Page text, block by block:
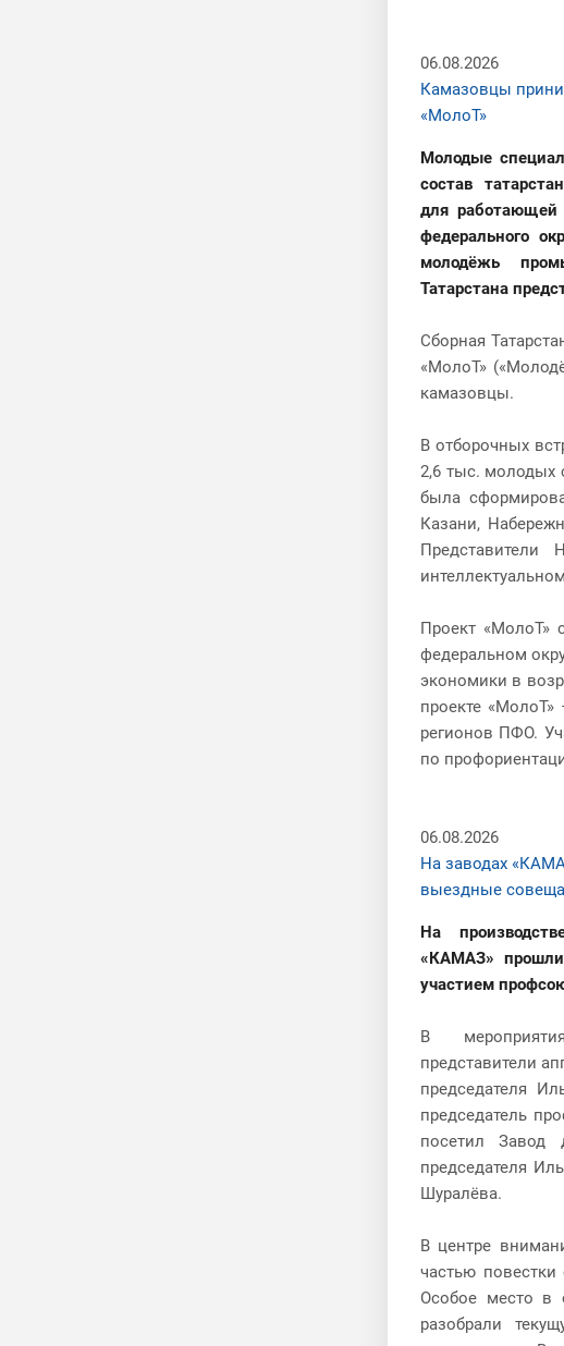
06.08.2026
Камазовцы
«МолоТ»
Молодые
состав
для работающей
федерального
молодёжь
Татарстана
Сборная
«МолоТ»
камазовцы.
В отборочных
2,6 тыс. молодых
была
Казани,
Представители
Проект «МолоТ»
федеральном
экономики в
проекте
регионов ПФО.
по
06.08.2026
На заводах
выездные
На
«КАМАЗ»
участием
В
представители
председателя
председатель
посетил Завод
председателя
Шуралёва.
В центре
частью
Особое место в
разобрали